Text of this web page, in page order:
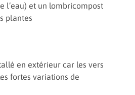
l’eau) et un lombricompost
plantes
en extérieur car les vers
fortes variations de